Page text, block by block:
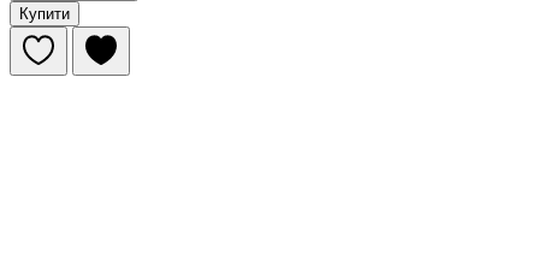
Купити